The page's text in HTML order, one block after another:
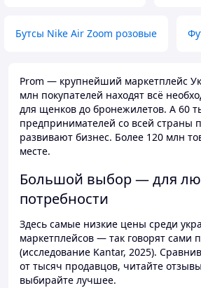
Бутсы Nike Air Zoom розовые
Prom — крупнейший маркетплейс
млн покупателей находят всё
для щенков до бронежилетов. А 60
предпринимателей со всей страны
развивают бизнес. Более 120 млн
месте.
Большой выбор — для
потребности
Здесь самые низкие цены среди
маркетплейсов — так говорят сами
(исследование Kantar, 2025).
от тысяч продавцов, читайте
выбирайте лучшее.